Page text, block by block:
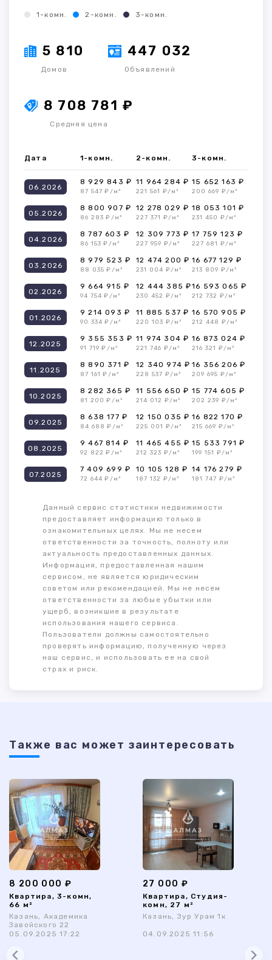
1-комн. 2-комн. 3-комн.
5 810
Домов
447 032
Объявлений
8 708 781 ₽
Средняя цена
Дата 1-комн. 2-комн. 3-комн.
06.2026
8 929 843 ₽
87 547 ₽/м²
11 964 284 ₽
221 561 ₽/м²
15 652 163 ₽
200 669 ₽/м²
05.2026
8 800 907 ₽
86 283 ₽/м²
12 278 029 ₽
227 371 ₽/м²
18 053 101 ₽
231 450 ₽/м²
04.2026
8 787 603 ₽
86 153 ₽/м²
12 309 773 ₽
227 959 ₽/м²
17 759 123 ₽
227 681 ₽/м²
03.2026
8 979 523 ₽
88 035 ₽/м²
12 474 200 ₽
231 004 ₽/м²
16 677 129 ₽
213 809 ₽/м²
02.2026
9 664 915 ₽
94 754 ₽/м²
12 444 385 ₽
230 452 ₽/м²
16 593 065 ₽
212 732 ₽/м²
01.2026
9 214 093 ₽
90 334 ₽/м²
11 885 537 ₽
220 103 ₽/м²
16 570 905 ₽
212 448 ₽/м²
12.2025
9 355 353 ₽
91 719 ₽/м²
11 974 304 ₽
221 746 ₽/м²
16 873 024 ₽
216 321 ₽/м²
11.2025
8 890 371 ₽
87 161 ₽/м²
12 340 974 ₽
228 537 ₽/м²
16 356 206 ₽
209 695 ₽/м²
10.2025
8 282 365 ₽
81 200 ₽/м²
11 556 650 ₽
214 012 ₽/м²
15 774 605 ₽
202 239 ₽/м²
09.2025
8 638 177 ₽
84 688 ₽/м²
12 150 035 ₽
225 001 ₽/м²
16 822 170 ₽
215 669 ₽/м²
08.2025
9 467 814 ₽
92 822 ₽/м²
11 465 455 ₽
212 323 ₽/м²
15 533 791 ₽
199 151 ₽/м²
07.2025
7 409 699 ₽
72 644 ₽/м²
10 105 128 ₽
187 132 ₽/м²
14 176 279 ₽
181 747 ₽/м²
Данный сервис статистики недвижимости
предоставляет информацию только в
ознакомительных целях. Мы не несем
ответственности за точность, полноту или
актуальность предоставленных данных.
Информация, предоставленная нашим
сервисом, не является юридическим
советом или рекомендацией. Мы не несем
ответственности за любые убытки или
ущерб, возникшие в результате
использования нашего сервиса.
Пользователи должны самостоятельно
проверять информацию, полученную через
наш сервис, и использовать ее на свой
страх и риск.
Также ваc может заинтересовать
8 200 000 ₽
Квартира, 3-комн,
66 м²
Казань, Академика
Завойского 22
05.09.2025 17:22
27 000 ₽
Квартира, Студия-
комн, 27 м²
Казань, Зур Урам 1к
04.09.2025 11:56